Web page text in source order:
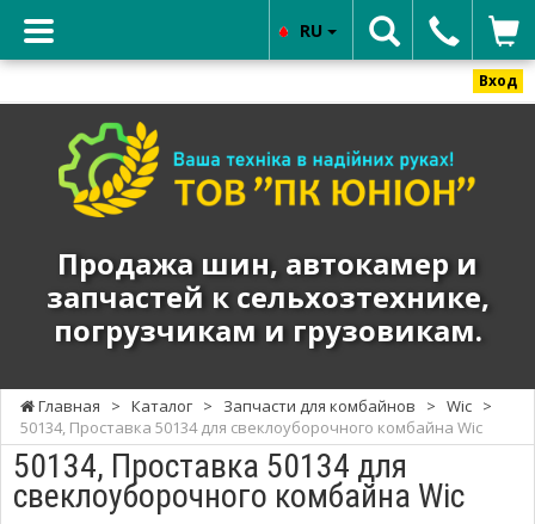
Вход
ЮНИОН"
автокамер
запчастей
к
сельхозтехнике,
погрузчикам
грузовикам.
Продажа шин, автокамер и
запчастей к сельхозтехнике,
погрузчикам и грузовикам.
RU
Главная > Каталог > Запчасти для комбайнов > Wic >
50134, Проставка 50134 для свеклоуборочного комбайна Wic
50134, Проставка 50134 для
свеклоуборочного комбайна Wic